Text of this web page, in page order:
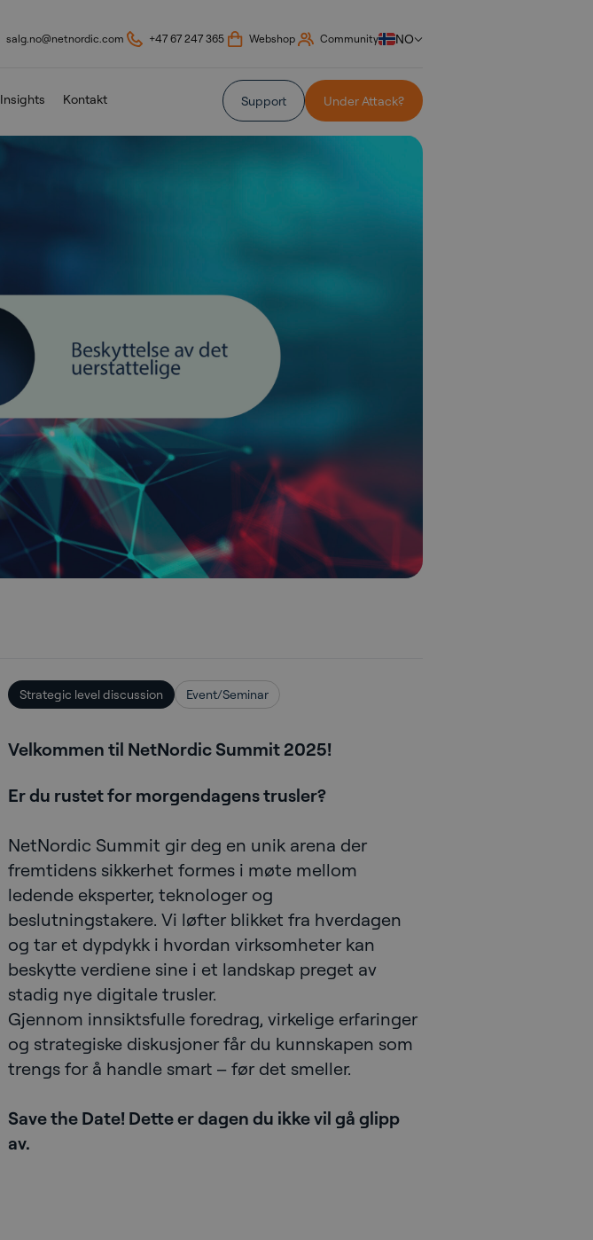
salg.no@netnordic.com +47 67 247 365 Webshop Community NO
Insights Kontakt Support Under Attack?
Strategic level discussion Event/Seminar
Velkommen til NetNordic Summit 2025!
Er du rustet for morgendagens trusler?
NetNordic Summit gir deg en unik arena der
fremtidens sikkerhet formes i møte mellom
ledende eksperter, teknologer og
beslutningstakere. Vi løfter blikket fra hverdagen
og tar et dypdykk i hvordan virksomheter kan
beskytte verdiene sine i et landskap preget av
stadig nye digitale trusler.
Gjennom innsiktsfulle foredrag, virkelige erfaringer
og strategiske diskusjoner får du kunnskapen som
trengs for å handle smart – før det smeller.
Save the Date! Dette er dagen du ikke vil gå glipp
av.